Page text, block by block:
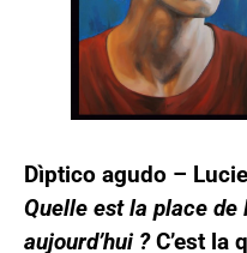
Dìptico agudo –
Quelle est la place de
aujourd’hui ?C’est la